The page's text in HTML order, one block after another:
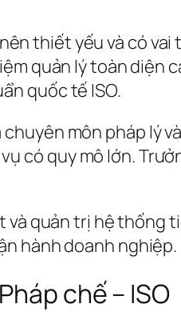
thiết yếu và có
quản lý toàn diện
quốc tế ISO.
môn pháp lý
có quy mô lớn.
quản trị hệ thống
hành doanh nghiệp.
chế – ISO